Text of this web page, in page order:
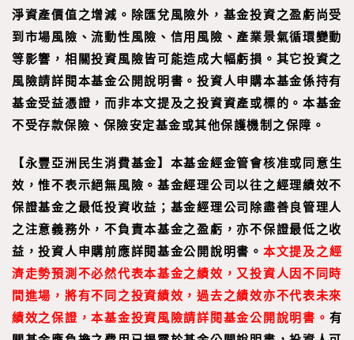
淨資產價值之增減。除匯兌風險外，基金投資之盈虧尚受
到市場風險、流動性風險、信用風險、產業景氣循環變動
等影響，相關投資風險皆可能造成大幅虧損。其它投資之
風險請詳閱本基金公開說明書。投資人申購本基金係持有
基金受益憑證，而非本文提及之投資資產或標的。本基金
不受存款保險、保險安定基金或其他保護機制之保障。
【永豐亞洲民生消費基金】 本基金經金管會核准或同意生
效，惟不表示絕無風險。基金經理公司以往之經理績效不
保證基金之最低投資收益；基金經理公司除盡善良管理人
之注意義務外，不負責本基金之盈虧，亦不保證最低之收
益，投資人申購前應詳閱基金公開說明書。 本文提及之經
濟走勢預測不必然代表本基金之績效，又投資人因不同時
間進場，將有不同之投資績效，過去之績效亦不代表未來
績效之保證，本基金投資風險請詳閱基金公開說明書。 有